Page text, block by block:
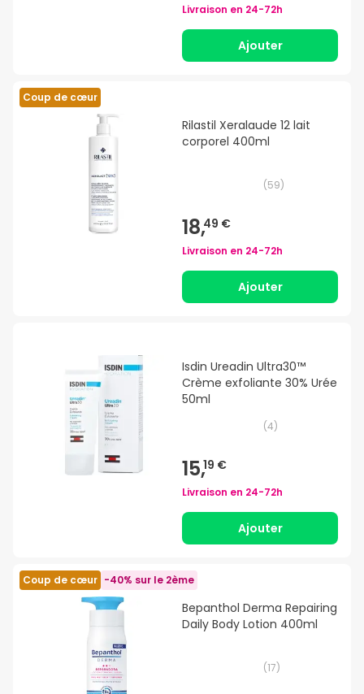
Livraison en 24-72h
Ajouter
Coup de cœur
Rilastil Xeralaude 12 lait
corporel 400ml
(59)
18,49 €
Livraison en 24-72h
Ajouter
Isdin Ureadin Ultra30™
Crème exfoliante 30% Urée
50ml
(4)
15,19 €
Livraison en 24-72h
Ajouter
Coup de cœur -40% sur le 2ème
Bepanthol Derma Repairing
Daily Body Lotion 400ml
(17)